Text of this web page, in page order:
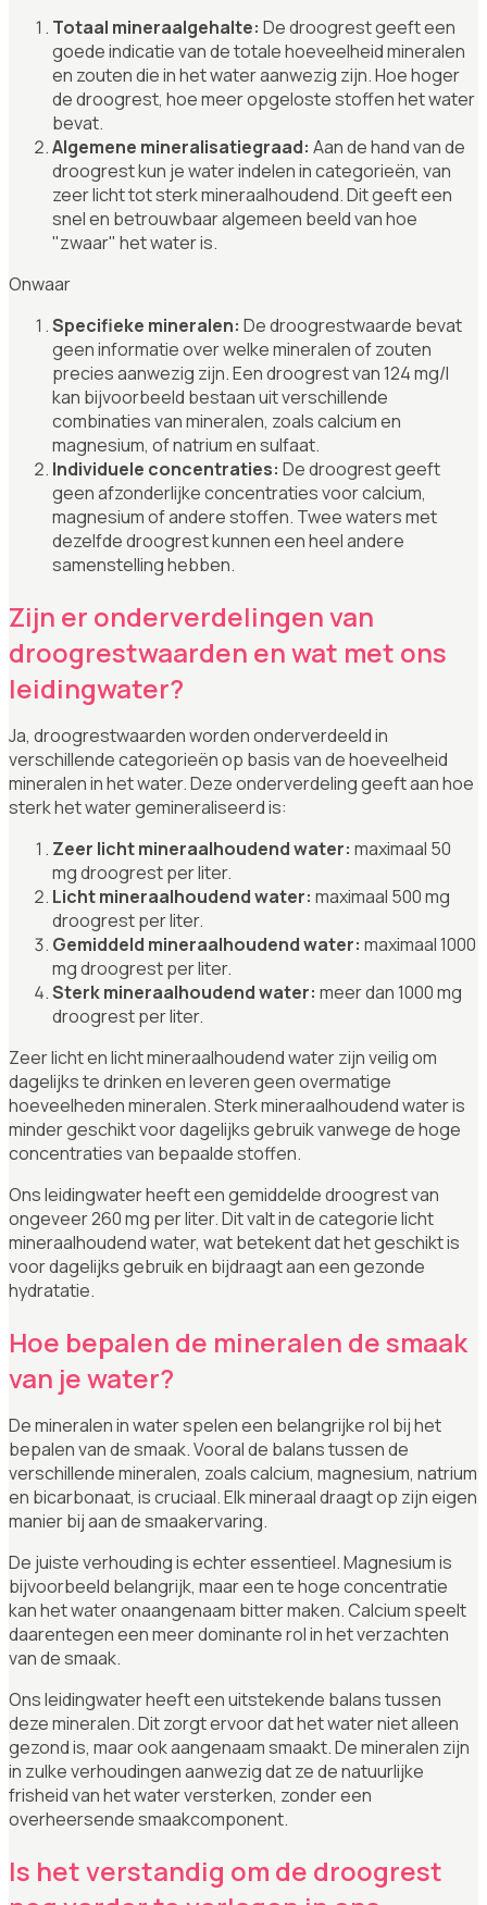
Totaal mineraalgehalte: De droogrest geeft een
goede indicatie van de totale hoeveelheid mineralen
en zouten die in het water aanwezig zijn. Hoe hoger
de droogrest, hoe meer opgeloste stoffen het water
bevat.
Algemene mineralisatiegraad: Aan de hand van de
droogrest kun je water indelen in categorieën, van
zeer licht tot sterk mineraalhoudend. Dit geeft een
snel en betrouwbaar algemeen beeld van hoe
"zwaar" het water is.
Onwaar
Specifieke mineralen: De droogrestwaarde bevat
geen informatie over welke mineralen of zouten
precies aanwezig zijn. Een droogrest van 124 mg/l
kan bijvoorbeeld bestaan uit verschillende
combinaties van mineralen, zoals calcium en
magnesium, of natrium en sulfaat.
Individuele concentraties: De droogrest geeft
geen afzonderlijke concentraties voor calcium,
magnesium of andere stoffen. Twee waters met
dezelfde droogrest kunnen een heel andere
samenstelling hebben.
Zijn er onderverdelingen van
droogrestwaarden en wat met ons
leidingwater?
Ja, droogrestwaarden worden onderverdeeld in
verschillende categorieën op basis van de hoeveelheid
mineralen in het water. Deze onderverdeling geeft aan hoe
sterk het water gemineraliseerd is:
Zeer licht mineraalhoudend water: maximaal 50
mg droogrest per liter.
Licht mineraalhoudend water: maximaal 500 mg
droogrest per liter.
Gemiddeld mineraalhoudend water: maximaal 1000
mg droogrest per liter.
Sterk mineraalhoudend water: meer dan 1000 mg
droogrest per liter.
Zeer licht en licht mineraalhoudend water zijn veilig om
dagelijks te drinken en leveren geen overmatige
hoeveelheden mineralen. Sterk mineraalhoudend water is
minder geschikt voor dagelijks gebruik vanwege de hoge
concentraties van bepaalde stoffen.
Ons leidingwater heeft een gemiddelde droogrest van
ongeveer 260 mg per liter. Dit valt in de categorie licht
mineraalhoudend water, wat betekent dat het geschikt is
voor dagelijks gebruik en bijdraagt aan een gezonde
hydratatie.
Hoe bepalen de mineralen de smaak
van je water?
De mineralen in water spelen een belangrijke rol bij het
bepalen van de smaak. Vooral de balans tussen de
verschillende mineralen, zoals calcium, magnesium, natrium
en bicarbonaat, is cruciaal. Elk mineraal draagt op zijn eigen
manier bij aan de smaakervaring.
De juiste verhouding is echter essentieel. Magnesium is
bijvoorbeeld belangrijk, maar een te hoge concentratie
kan het water onaangenaam bitter maken. Calcium speelt
daarentegen een meer dominante rol in het verzachten
van de smaak.
Ons leidingwater heeft een uitstekende balans tussen
deze mineralen. Dit zorgt ervoor dat het water niet alleen
gezond is, maar ook aangenaam smaakt. De mineralen zijn
in zulke verhoudingen aanwezig dat ze de natuurlijke
frisheid van het water versterken, zonder een
overheersende smaakcomponent.
Is het verstandig om de droogrest